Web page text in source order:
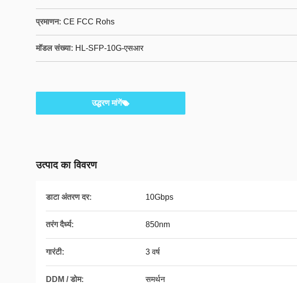
प्रमाणन: CE FCC Rohs
मॉडल संख्या: HL-SFP-10G-एसआर
उद्धरण मांगें
उत्पाद का विवरण
डाटा अंतरण दर: 10Gbps
तरंग दैर्ध्य: 850nm
गारंटी: 3 वर्ष
DDM / डोम: समर्थन